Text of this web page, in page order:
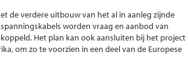
de verdere uitbouw van het al in aanleg zijnde
worden vraag en aanbod van
Het plan kan ook aansluiten bij het project
om zo te voorzien in een deel van de Europese